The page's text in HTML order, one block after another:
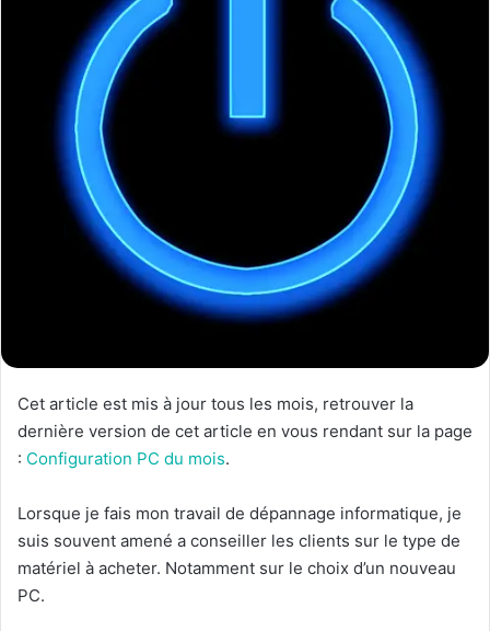
Cet article est mis à jour tous les mois, retrouver la
dernière version de cet article en vous rendant sur la page
: Configuration PC du mois.
Lorsque je fais mon travail de dépannage informatique, je
suis souvent amené a conseiller les clients sur le type de
matériel à acheter. Notamment sur le choix d’un nouveau
PC.